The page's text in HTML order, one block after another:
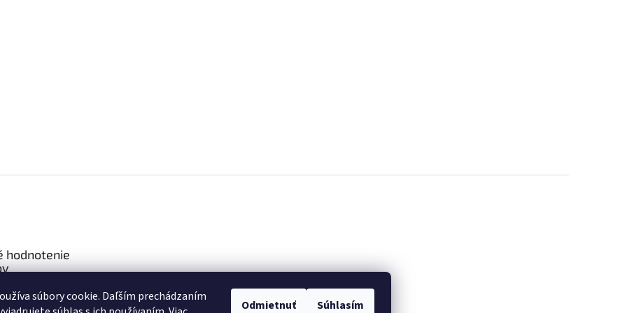
súbory cookie. Daľším prechádzaním
Odmietnuť Súhlasím
hodnotenie
Interiérové dvere DRE – Standard 20 Falcové